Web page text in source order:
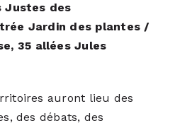
Justes des
Jardin des plantes /
35 allées Jules
auront lieu des
des débats, des